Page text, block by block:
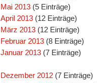
Mai 2013 (5 Einträge)
April 2013 (12 Einträge)
März 2013 (12 Einträge)
Februar 2013 (8 Einträge)
Januar 2013 (7 Einträge)
Dezember 2012 (7 Einträge)